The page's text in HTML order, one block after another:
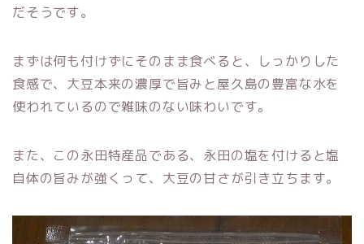
だそうです。
まずは何も付けずにそのまま食べると、しっかりした
食感で、大豆本来の濃厚で旨みと屋久島の豊富な水を
使われているので雑味のない味わいです。
また、この永田特産品である、永田の塩を付けると塩
自体の旨みが強くって、大豆の甘さが引き立ちます。